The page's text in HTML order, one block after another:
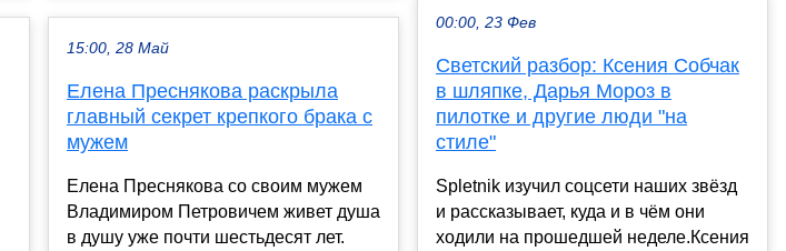
15:00, 28 Май
Елена Преснякова раскрыла
главный секрет крепкого брака с
мужем
Елена Преснякова со своим мужем
Владимиром Петровичем живет душа
в душу уже почти шестьдесят лет.
00:00, 23 Фев
Светский разбор: Ксения Собчак
в шляпке, Дарья Мороз в
пилотке и другие люди "на
стиле"
Spletnik изучил соцсети наших звёзд
и рассказывает, куда и в чём они
ходили на прошедшей неделе.Ксения